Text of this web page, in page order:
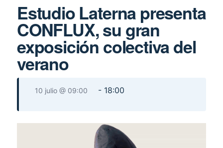
Estudio Laterna presenta
CONFLUX, su gran
exposición colectiva del
verano
10 julio @ 09:00 - 18:00